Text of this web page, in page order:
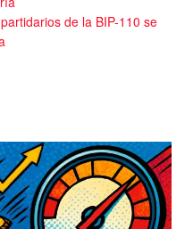
de la BIP-110 se